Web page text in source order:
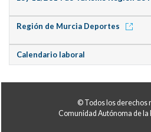
Región de Murcia Deportes
Calendario laboral
© Todos los derechos
Comunidad Autónoma de la